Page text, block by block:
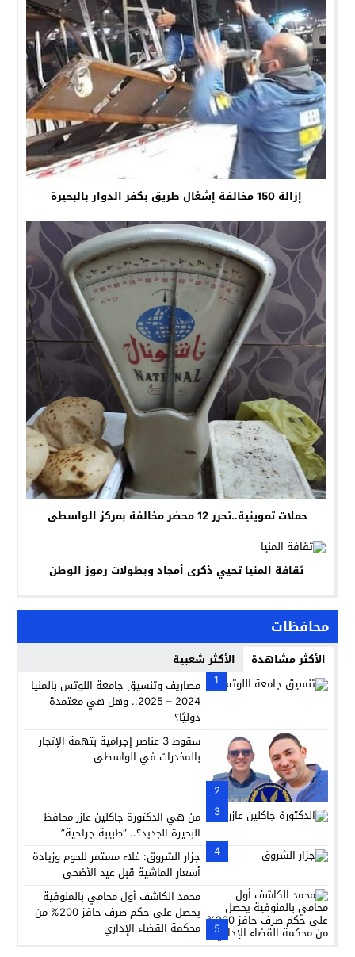
إزالة 150 مخالفة إشغال طريق بكفر الدوار بالبحيرة
حملات تموينية..تحرر 12 محضر مخالفة بمركز الواسطى
ثقافة المنيا تحيي ذكرى أمجاد وبطولات رموز الوطن
محافظات
الأكثر مشاهدة
الأكثر شعبية
1
مصاريف وتنسيق جامعة اللوتس بالمنيا
2024 – 2025.. وهل هي معتمدة
دوليًا؟
2
سقوط 3 عناصر إجرامية بتهمة الإتجار
بالمخدرات في الواسطى
3
من هي الدكتورة جاكلين عازر محافظ
البحيرة الجديد؟.. “طبيبة جراحية”
4
جزار الشروق: غلاء مستمر للحوم وزيادة
أسعار الماشية قبل عيد الأضحى
5
محمد الكاشف أول محامي بالمنوفية
يحصل على حكم صرف حافز 200% من
محكمة القضاء الإداري